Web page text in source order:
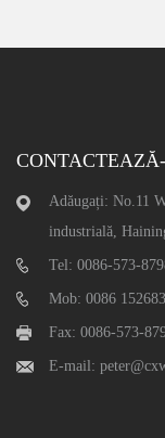
Adăugați: No.11
industrială,
Tel: 0086-573-
Mob: 0086
Fax: 0086-573-
E-mail: